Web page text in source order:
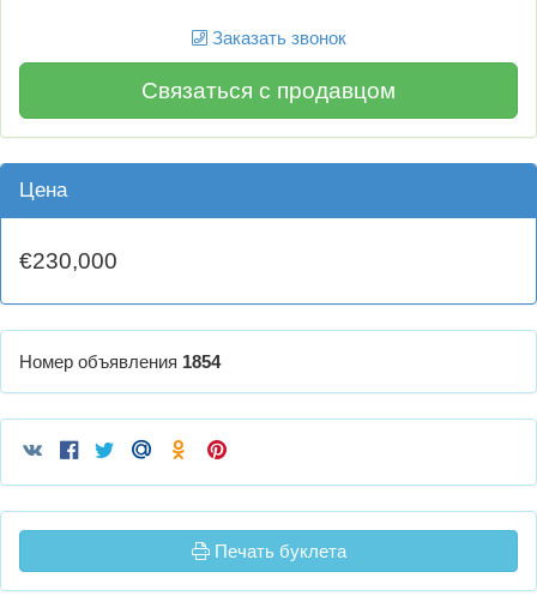
Заказать звонок
Связаться с продавцом
Цена
€230,000
Номер объявления 1854
Печать буклета